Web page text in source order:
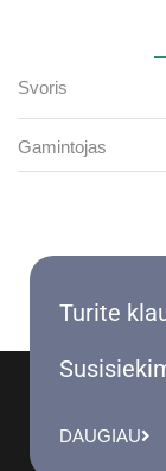
Svoris
Gamintojas
Turite
DAUGIAU